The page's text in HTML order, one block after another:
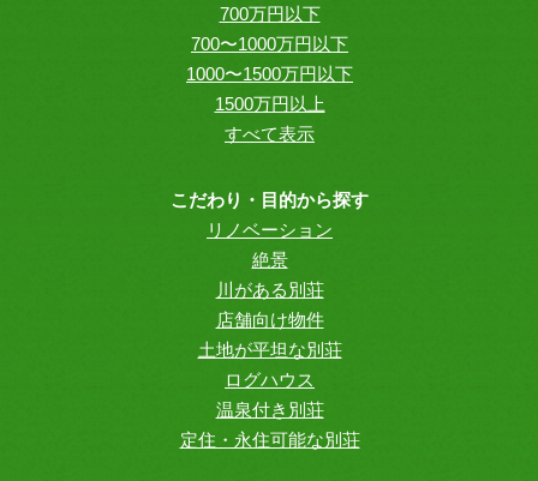
700万円以下
700〜1000万円以下
1000〜1500万円以下
1500万円以上
すべて表示
こだわり・目的から探す
リノベーション
絶景
川がある別荘
店舗向け物件
土地が平坦な別荘
ログハウス
温泉付き別荘
定住・永住可能な別荘